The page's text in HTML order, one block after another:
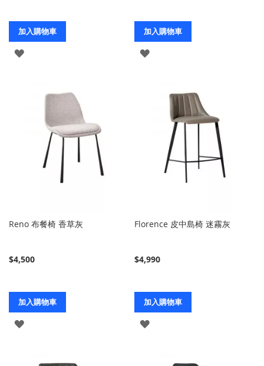
加入購物車
登
加入購物車
登
Reno 布餐椅 香草灰
$4,500
加入購物車
登
Florence 皮中島椅 迷霧灰
$4,990
加入購物車
登